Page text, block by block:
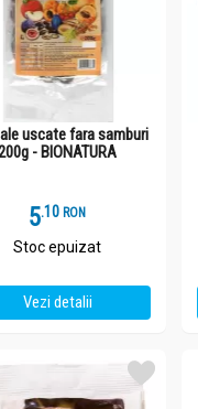
uscate fara samburi
- BIONATURA
5.1 RON
Stoc epuizat
Vezi detalii